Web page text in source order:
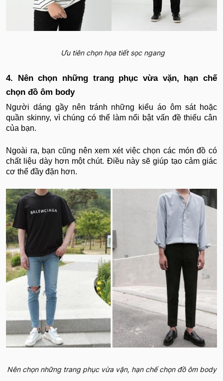
Ưu tiên chọn họa tiết sọc ngang
4. Nên chọn những trang phục vừa vặn, hạn chế
chọn đồ ôm body
Người dáng gầy nên tránh những kiểu áo ôm sát hoặc
quần skinny, vì chúng có thể làm nổi bật vấn đề thiếu cân
của bạn.
Ngoài ra, bạn cũng nên xem xét việc chọn các món đồ có
chất liệu dày hơn một chút. Điều này sẽ giúp tạo cảm giác
cơ thể đầy đặn hơn.
Nên chọn những trang phục vừa vặn, hạn chế chọn đồ ôm body